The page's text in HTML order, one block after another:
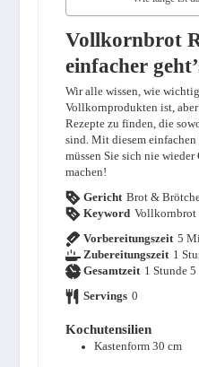
Vollkornbrot
einfacher
Wir alle wissen, wie
Vollkornprodukten ist,
Rezepte zu finden, die
sind. Mit diesem
müssen Sie sich nie
machen!
Gericht Brot &
Keyword Vollkornbrot
Vorbereitungszeit 5
Zubereitungszeit 1
Gesamtzeit 1 Stunde
Stunde 5
Servings 0
Kochutensilien
Kastenform 30 cm